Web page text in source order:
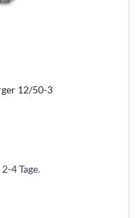
12/50-3
4 Tage.